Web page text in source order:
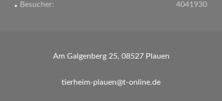
4041930
Besucher:
Am Galgenberg 25, 08527 Plauen
tierheim-plauen@t-online.de